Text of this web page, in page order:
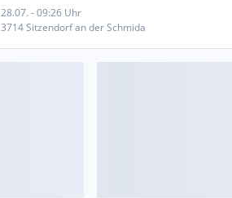
28.07. - 09:26 Uhr
3714 Sitzendorf an der Schmida